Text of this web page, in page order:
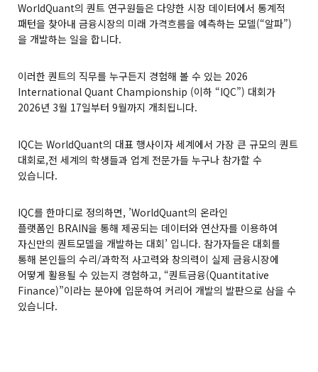
WorldQuant의 퀀트 연구원들은 다양한 시장 데이터에서 통계적
패턴을 찾아내 금융시장의 미래 가격흐름을 예측하는 모델(“알파”)
을 개발하는 일을 합니다.
이러한 퀀트의 직무를 누구든지 경험해 볼 수 있는 2026
International Quant Championship (이하 “IQC”) 대회가
2026년 3월 17일부터 9월까지 개최됩니다.
IQC는 WorldQuant의 대표 행사이자 세계에서 가장 큰 규모의 퀀트
대회로,전 세계의 학생들과 업계 전문가들 누구나 참가할 수
있습니다.
IQC를 한마디로 정의하면, ’WorldQuant의 온라인
플랫폼인 BRAIN을 통해 제공되는 데이터와 연산자를 이용하여
자신만의 퀀트모델을 개발하는 대회’ 입니다. 참가자들은 대회를
통해 본인들의 수리/과학적 사고력와 창의력이 실제 금융시장에
어떻게 활용될 수 있는지 경험하고, “퀀트금융(Quantitative
Finance)”이라는 분야에 입문하여 커리어 개발의 발판으로 삼을 수
있습니다.